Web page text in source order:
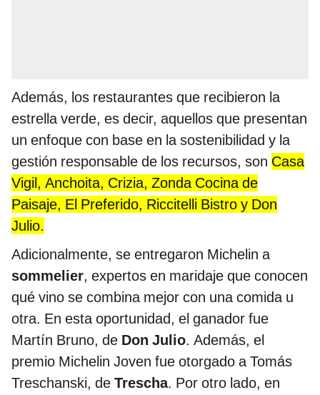
Además, los restaurantes que recibieron la
estrella verde, es decir, aquellos que presentan
un enfoque con base en la sostenibilidad y la
gestión responsable de los recursos, son Casa
Vigil, Anchoita, Crizia, Zonda Cocina de
Paisaje, El Preferido, Riccitelli Bistro y Don
Julio.
Adicionalmente, se entregaron Michelin a
sommelier, expertos en maridaje que conocen
qué vino se combina mejor con una comida u
otra. En esta oportunidad, el ganador fue
Martín Bruno, de Don Julio. Además, el
premio Michelin Joven fue otorgado a Tomás
Treschanski, de Trescha. Por otro lado, en